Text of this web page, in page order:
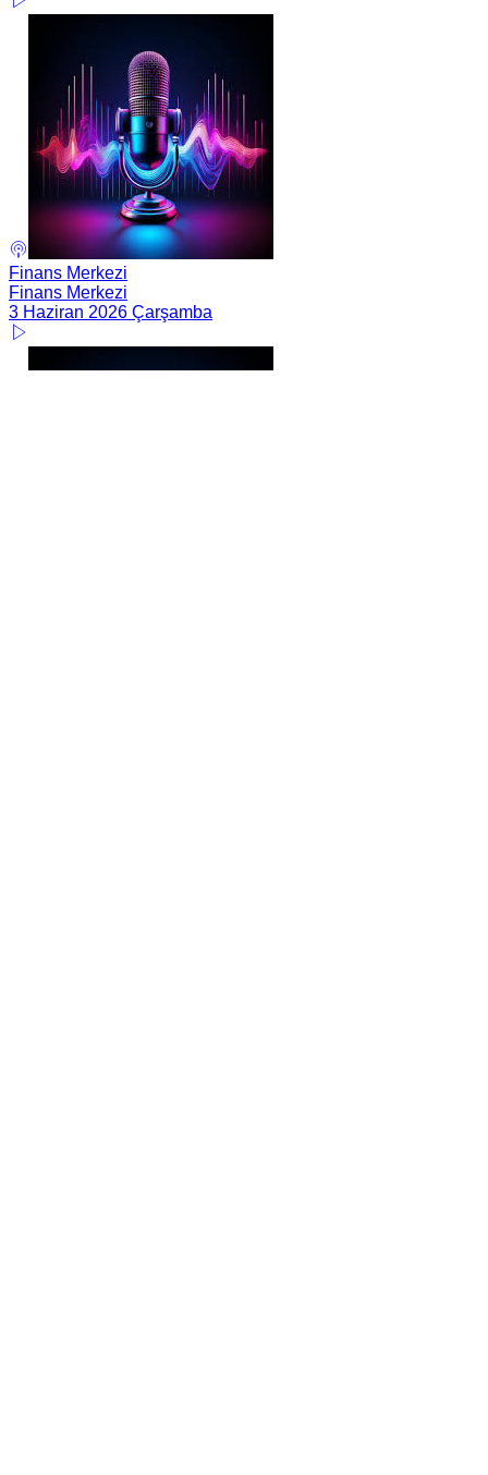
Finans Merkezi
Finans Merkezi
3 Haziran 2026 Çarşamba